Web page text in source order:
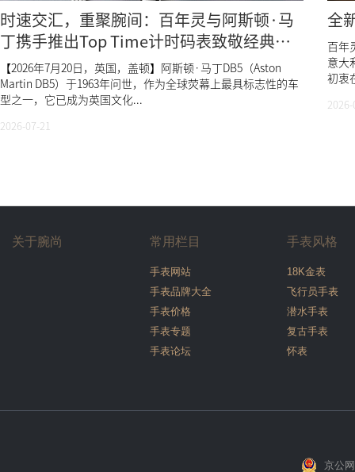
时速交汇，重聚腕间：百年灵与阿斯顿·马
丁携手推出Top Time计时码表致敬经典
DB5
【2026年7月20日，英国，盖顿】阿斯顿·马丁DB5（Aston
Martin DB5）于1963年问世，作为全球荧幕上最具标志性的车
型之一，它已成为英国文化...
2026-07-21
全
百年
意大
初衷
关于腕尚 常用栏目
手表网站
手表品牌大全
手表价格
手表专题
手表论坛
手表风格
18K金表
飞行员手表
潜水手表
复古手表
怀表
京公